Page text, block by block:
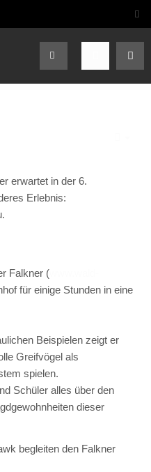
erwartet in der 6.
Erlebnis:
Falkner (
für einige Stunden in eine
Beispielen zeigt er
Greifvögel als
spielen.
Schüler alles über den
dieser
begleiten den Falkner